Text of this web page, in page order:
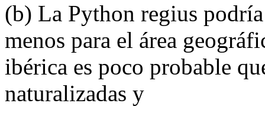
(b) La Python regius
menos para el área
ibérica es poco probable
naturalizadas y